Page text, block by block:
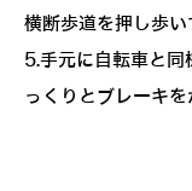
横断歩道を押し歩い
5.手元に自転車と同
っくりとブレーキ